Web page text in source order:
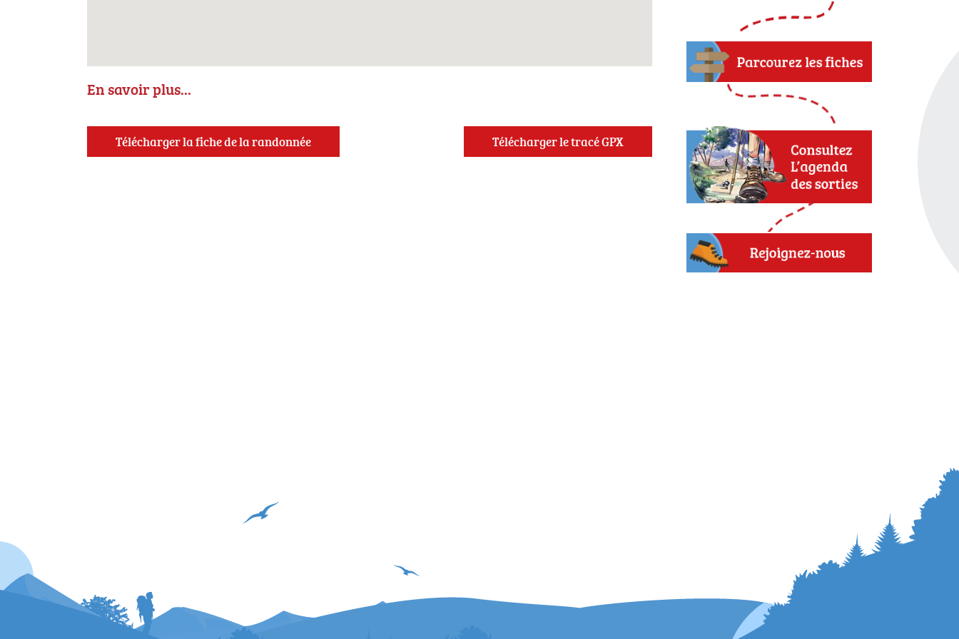
En savoir plus...
Télécharger la fiche de la randonnée Télécharger le tracé GPX